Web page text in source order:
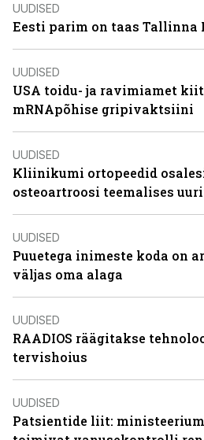
UUDISED
Eesti parim on taas Tallinna
UUDISED
USA toidu- ja ravimiamet
mRNApõhise gripivaktsiini
UUDISED
Kliinikumi ortopeedid
osteoartroosi teemalises
UUDISED
Puuetega inimeste koda on
väljas oma alaga
UUDISED
RAADIOS räägitakse
tervishoius
UUDISED
Patsientide liit: